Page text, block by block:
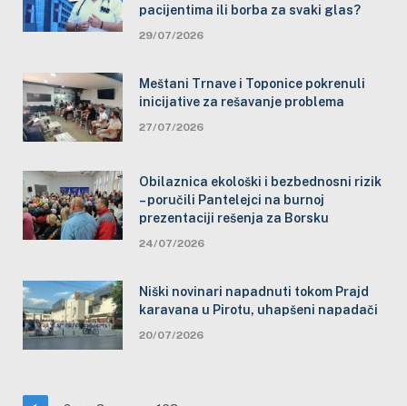
pacijentima ili borba za svaki glas?
29/07/2026
Meštani Trnave i Toponice pokrenuli
inicijative za rešavanje problema
27/07/2026
Obilaznica ekološki i bezbednosni rizik
– poručili Pantelejci na burnoj
prezentaciji rešenja za Borsku
24/07/2026
Niški novinari napadnuti tokom Prajd
karavana u Pirotu, uhapšeni napadači
20/07/2026